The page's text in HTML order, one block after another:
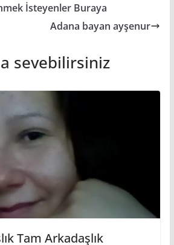
İsteyenler Buraya
Adana bayan ayşenur
sevebilirsiniz
Tam Arkadaşlık